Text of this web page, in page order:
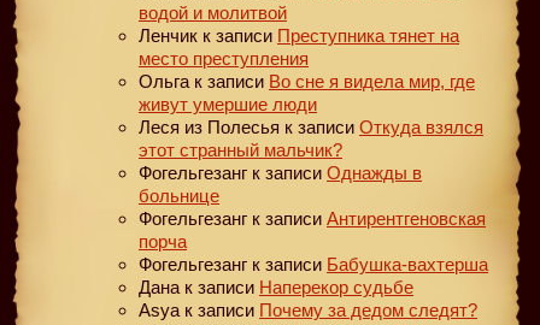
водой и молитвой
Ленчик к записи Преступника тянет на
место преступления
Ольга к записи Во сне я видела мир, где
живут умершие люди
Леся из Полесья к записи Откуда взялся
этот странный мальчик?
Фогельгезанг к записи Однажды в
больнице
Фогельгезанг к записи Антирентгеновская
порча
Фогельгезанг к записи Бабушка-вахтерша
Дана к записи Наперекор судьбе
Asya к записи Почему за дедом следят?